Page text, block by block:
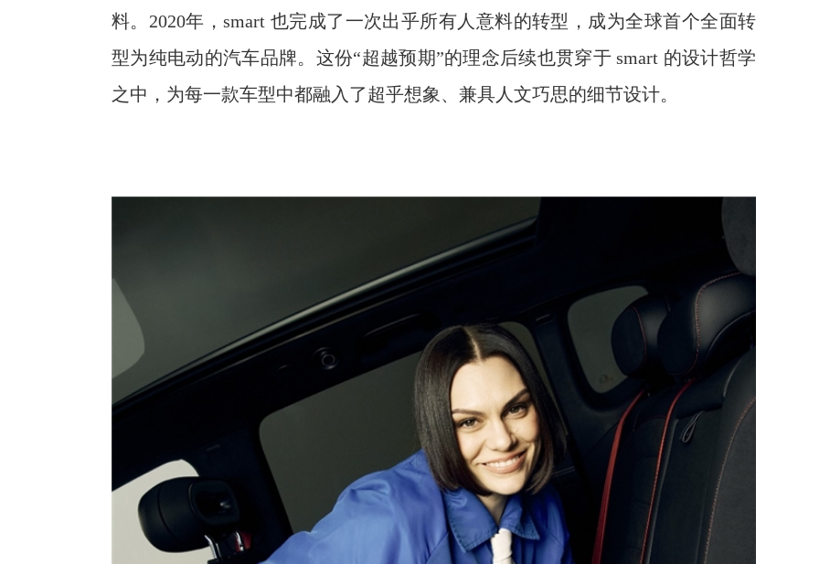
料。2020年，smart 也完成了一次出乎所有人意料的转型，成为全球首个全面转
型为纯电动的汽车品牌。这份“超越预期”的理念后续也贯穿于 smart 的设计哲学
之中，为每一款车型中都融入了超乎想象、兼具人文巧思的细节设计。